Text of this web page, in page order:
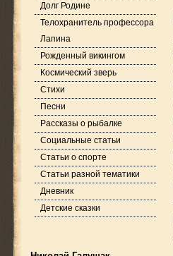
Долг Родине
Телохранитель профессора
Лапина
Рожденный викингом
Космический зверь
Стихи
Песни
Рассказы о рыбалке
Социальные статьи
Статьи о спорте
Статьи разной тематики
Дневник
Детские сказки